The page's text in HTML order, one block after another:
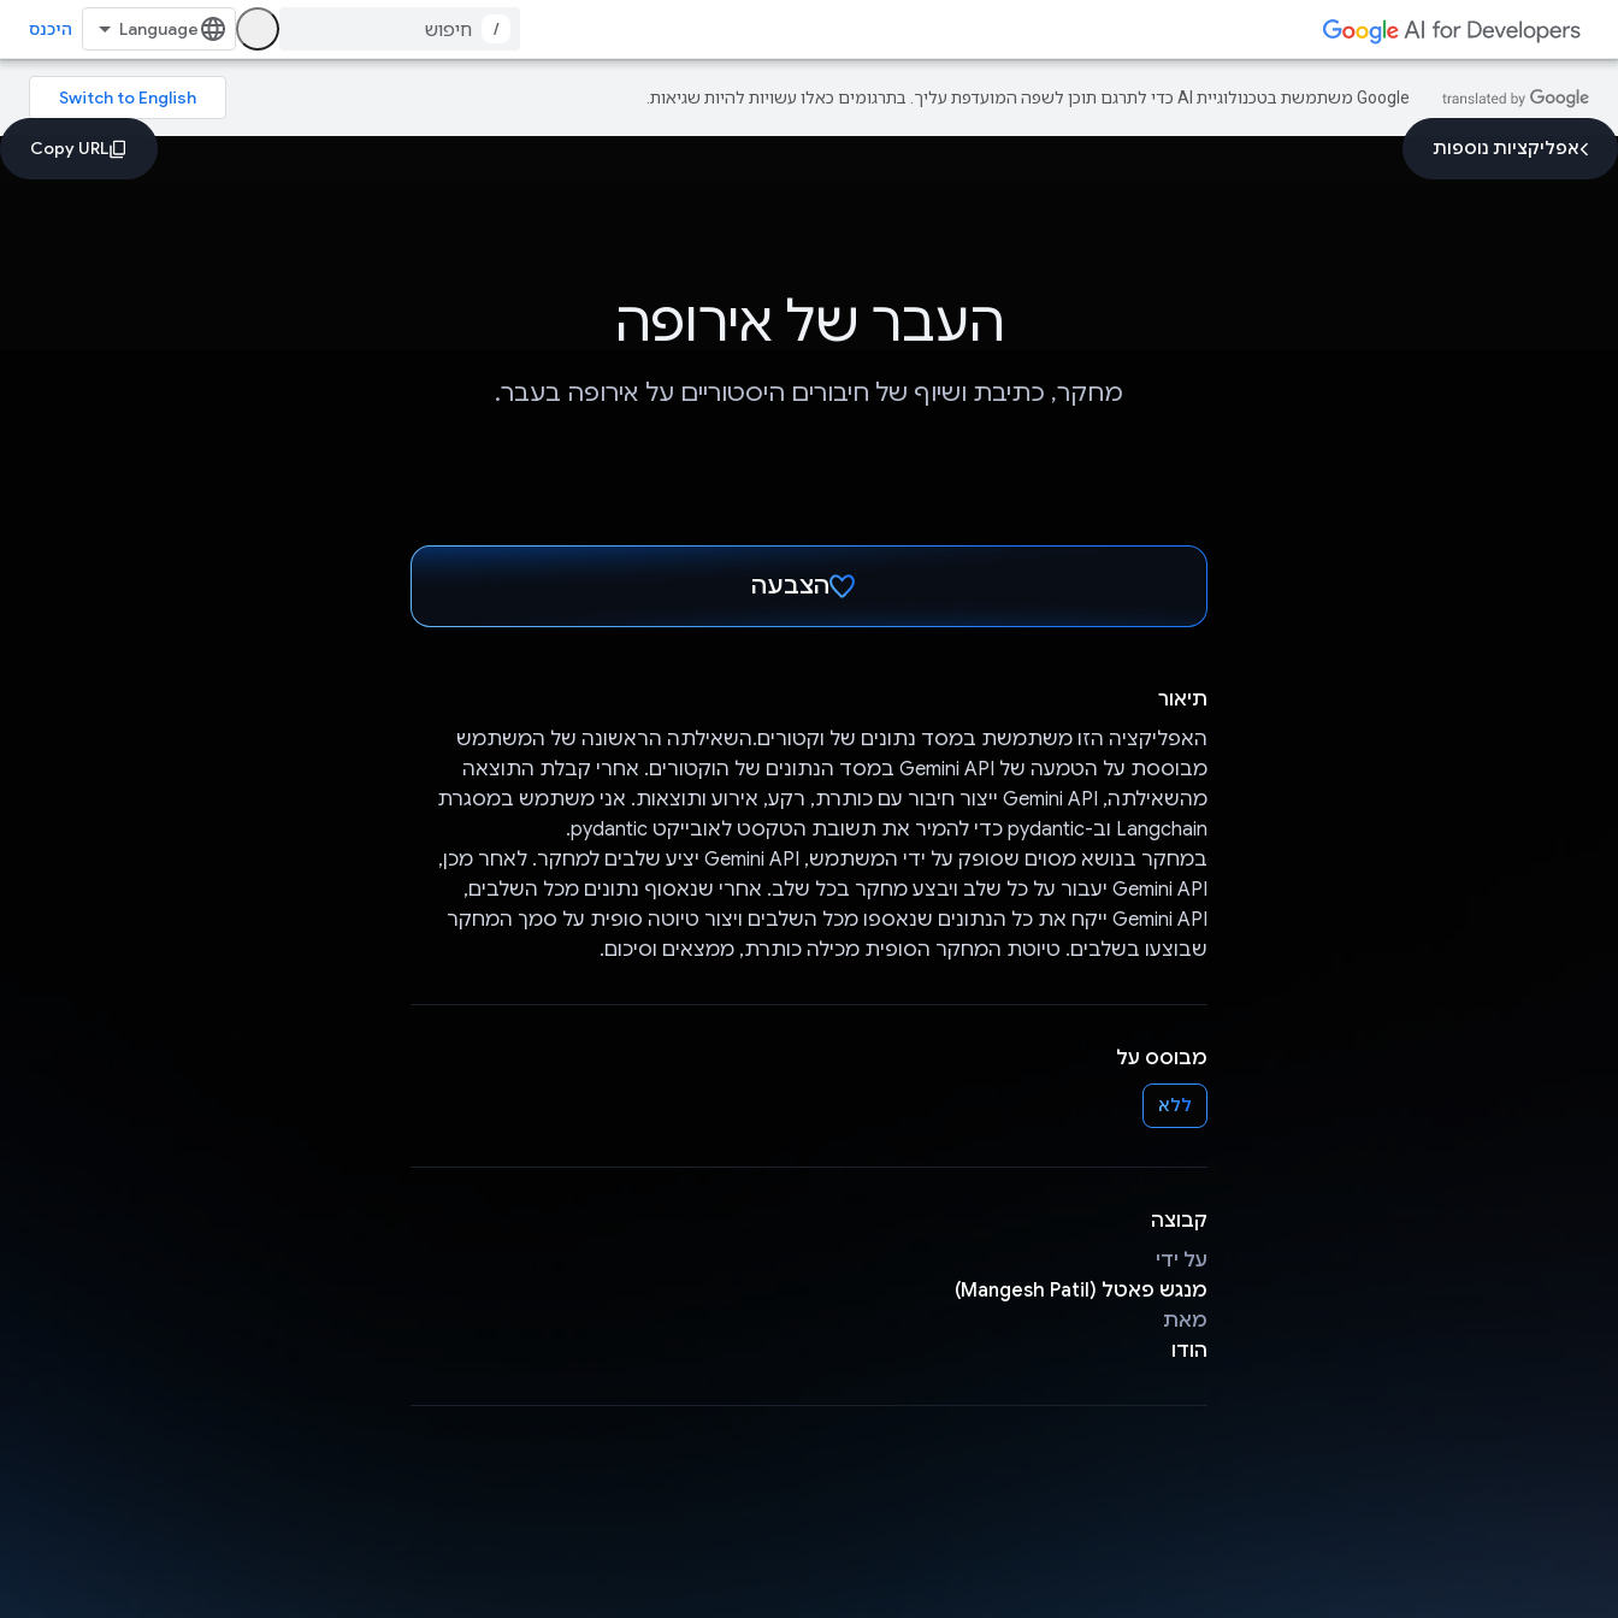
/ היכנס
‫Google משתמשת בטכנולוגיית AI כדי לתרגם תוכן לשפה המועדפת עליך. בתרגומים כאלו עשויות להיות שגיאות.
אפליקציות נוספות
העבר של אירופה
מחקר, כתיבת ושיוף של חיבורים היסטוריים על אירופה בעבר.
הצבעה
תיאור
האפליקציה הזו משתמשת במסד נתונים של וקטורים.השאילתה הראשונה של המשתמש
מבוססת על הטמעה של Gemini API במסד הנתונים של הוקטורים. אחרי קבלת התוצאה
מהשאילתה, Gemini API ייצור חיבור עם כותרת, רקע, אירוע ותוצאות. אני משתמש במסגרת
Langchain וב-pydantic כדי להמיר את תשובת הטקסט לאובייקט pydantic.
במחקר בנושא מסוים שסופק על ידי המשתמש, Gemini API יציע שלבים למחקר. לאחר מכן,
Gemini API יעבור על כל שלב ויבצע מחקר בכל שלב. אחרי שנאסוף נתונים מכל השלבים,
Gemini API ייקח את כל הנתונים שנאספו מכל השלבים ויצור טיוטה סופית על סמך המחקר
שבוצעו בשלבים. טיוטת המחקר הסופית מכילה כותרת, ממצאים וסיכום.
מבוסס על
ללא
קבוצה
על ידי
מנגש פאטל (Mangesh Patil)
מאת
הודו